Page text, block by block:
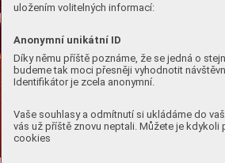
uložením volitelných informací:
Anonymní unikátní ID
Díky němu příště poznáme, že se jedná o
budeme tak moci přesněji vyhodnotit
Identifikátor je zcela anonymní.
Vaše souhlasy a odmítnutí si ukládáme do
vás už příště znovu neptali. Můžete je kdykoli
cookies